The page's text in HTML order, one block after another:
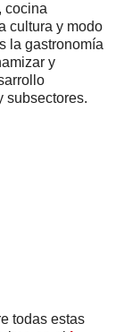
cocina
cultura y modo
la gastronomía
y
subsectores.
todas estas